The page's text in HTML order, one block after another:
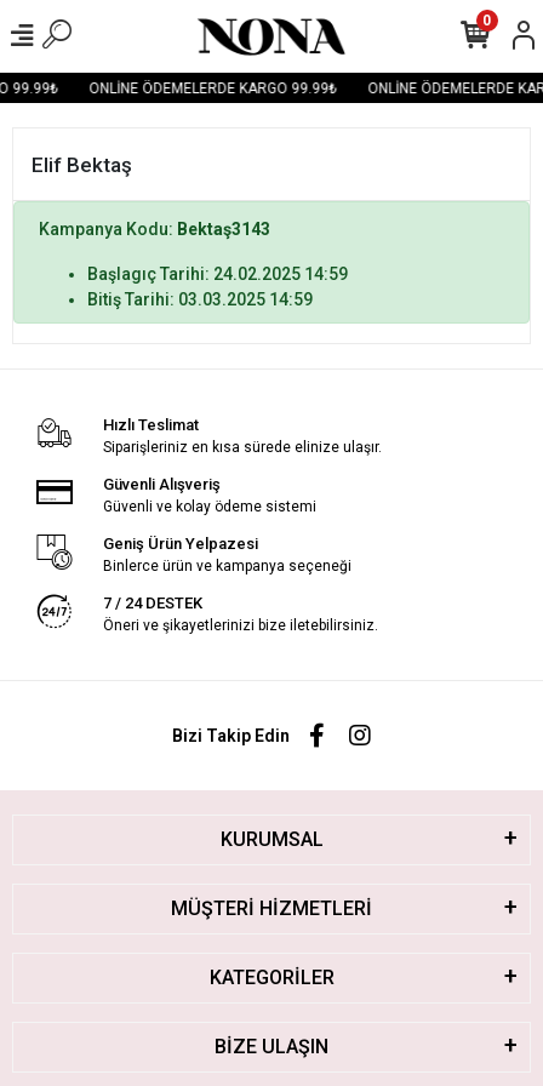
99.99₺ ONLİNE ÖDEMELERDE KARGO 99.99₺ ONLİNE ÖDEMELERDE
0
Elif Bektaş
Kampanya Kodu: Bektaş3143
Başlagıç Tarihi: 24.02.2025 14:59
Bitiş Tarihi: 03.03.2025 14:59
Hızlı Teslimat
Siparişleriniz en kısa sürede elinize ulaşır.
Güvenli Alışveriş
Güvenli ve kolay ödeme sistemi
Geniş Ürün Yelpazesi
Binlerce ürün ve kampanya seçeneği
7 / 24 DESTEK
Öneri ve şikayetlerinizi bize iletebilirsiniz.
Bizi Takip Edin
KURUMSAL
MÜŞTERİ HİZMETLERİ
KATEGORİLER
BİZE ULAŞIN